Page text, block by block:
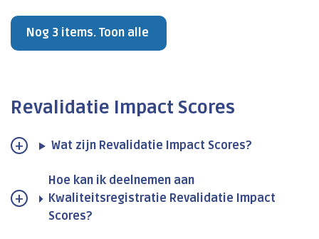
Nog 3 items. Toon alle
Revalidatie Impact Scores
Wat zijn Revalidatie Impact Scores?
Hoe kan ik deelnemen aan
Kwaliteitsregistratie Revalidatie Impact
Scores?